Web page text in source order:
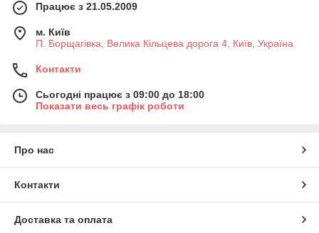
Працює з 21.05.2009
м. Київ
П. Борщагівка, Велика Кільцева дорога 4, Київ, Україна
Контакти
Сьогодні працює з 09:00 до 18:00
Показати весь графік роботи
Про нас
Контакти
Доставка та оплата